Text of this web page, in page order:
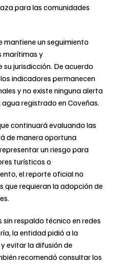
para las comunidades
mantiene un seguimiento
marítimas y
jurisdicción. De acuerdo
indicadores permanecen
y no existe ninguna alerta
registrado en Coveñas.
continuará evaluando las
de manera oportuna
un riesgo para
turísticos o
el reporte oficial no
que requieran la adopción de
respaldo técnico en redes
la entidad pidió a la
evitar la difusión de
recomendó consultar los